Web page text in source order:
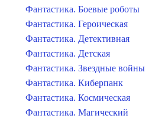
Фантастика. Боевые роботы
Фантастика. Героическая
Фантастика. Детективная
Фантастика. Детская
Фантастика. Звездные войны
Фантастика. Киберпанк
Фантастика. Космическая
Фантастика. Магический